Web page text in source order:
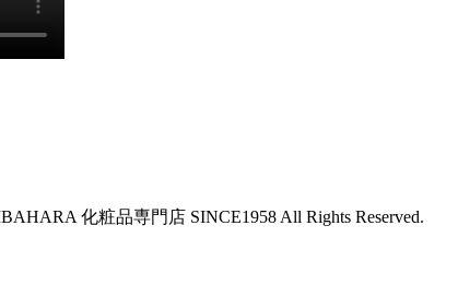
化粧品専門店 SINCE1958 All Rights Reserved.